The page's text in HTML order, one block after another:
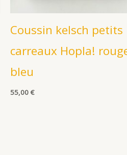
Coussin kelsch petits
carreaux Hopla!
bleu
55,00 €